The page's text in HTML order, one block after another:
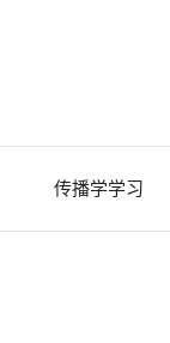
传播学学习